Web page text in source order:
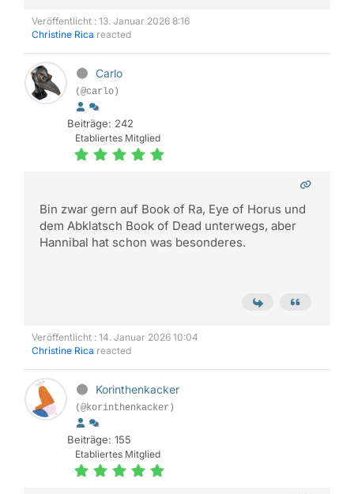
Veröffentlicht : 13. Januar 2026 8:16
Christine Rica reacted
Carlo
(@carlo)
Beiträge: 242
Etabliertes Mitglied
Bin zwar gern auf Book of Ra, Eye of Horus und
dem Abklatsch Book of Dead unterwegs, aber
Hannibal hat schon was besonderes.
Veröffentlicht : 14. Januar 2026 10:04
Christine Rica reacted
Korinthenkacker
(@korinthenkacker)
Beiträge: 155
Etabliertes Mitglied